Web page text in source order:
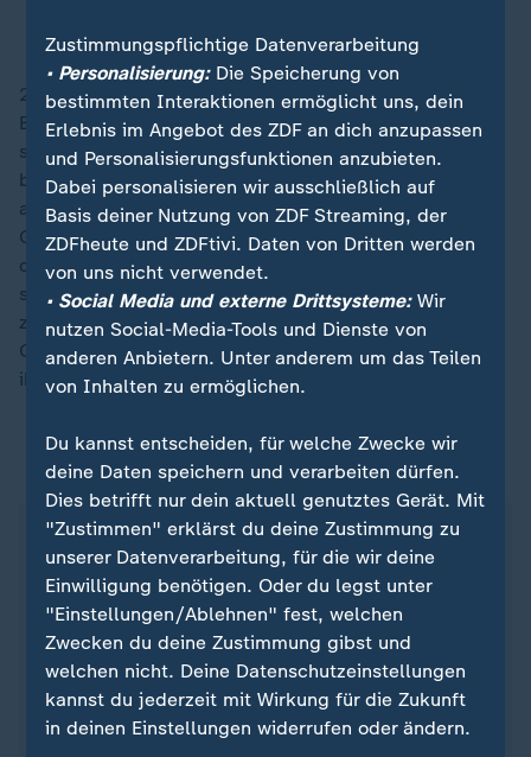
2020 hatten sich der damalige
Bundesgesundheitsminister Jens Spahn (CDU) und
sein späterer Nachfolger Karl Lauterbach (SPD),
bereits für die Widerspruchslösung eingesetzt. Sie war
aber damals gescheitert. Gleichzeitig wurde ein
Gesetzespaket eingeführt, mit dem die Strukturen in
den Kliniken zur Organentnahme gestärkt werden
sollten. Diese Maßnahmen hätten - so Dittmar - kaum
zu besseren Zahlen geführt. Auch deshalb rechne die
Gruppe in diesem Durchlauf mit einer Zustimmung zu
ihrer Gesetzesvorlage.
Organspende in Zahlen
8.202 Menschen standen im April 2026 auf
der aktiven Warteliste
3.256 Organe wurden 2025 in Deutschland
transplantiert
3.020 Organe wurden 2025 in Deutschland
postmortal gespendet
985 Organspender gab es 2025 in
Deutschland
Zustimmungspflichtige Datenverarbeitung
• Personalisierung:Die Speicherung von
bestimmten Interaktionen ermöglicht uns, dein
Erlebnis im Angebot des ZDF an dich anzupassen
und Personalisierungsfunktionen anzubieten.
Dabei personalisieren wir ausschließlich auf
Basis deiner Nutzung von ZDF Streaming, der
ZDFheute und ZDFtivi. Daten von Dritten werden
von uns nicht verwendet.
• Social Media und externe Drittsysteme:Wir
nutzen Social-Media-Tools und Dienste von
anderen Anbietern. Unter anderem um das Teilen
von Inhalten zu ermöglichen.
Du kannst entscheiden, für welche Zwecke wir
deine Daten speichern und verarbeiten dürfen.
Dies betrifft nur dein aktuell genutztes Gerät. Mit
"Zustimmen" erklärst du deine Zustimmung zu
unserer Datenverarbeitung, für die wir deine
Einwilligung benötigen. Oder du legst unter
"Einstellungen/Ablehnen" fest, welchen
Zwecken du deine Zustimmung gibst und
welchen nicht. Deine Datenschutzeinstellungen
kannst du jederzeit mit Wirkung für die Zukunft
in deinen Einstellungen widerrufen oder ändern.